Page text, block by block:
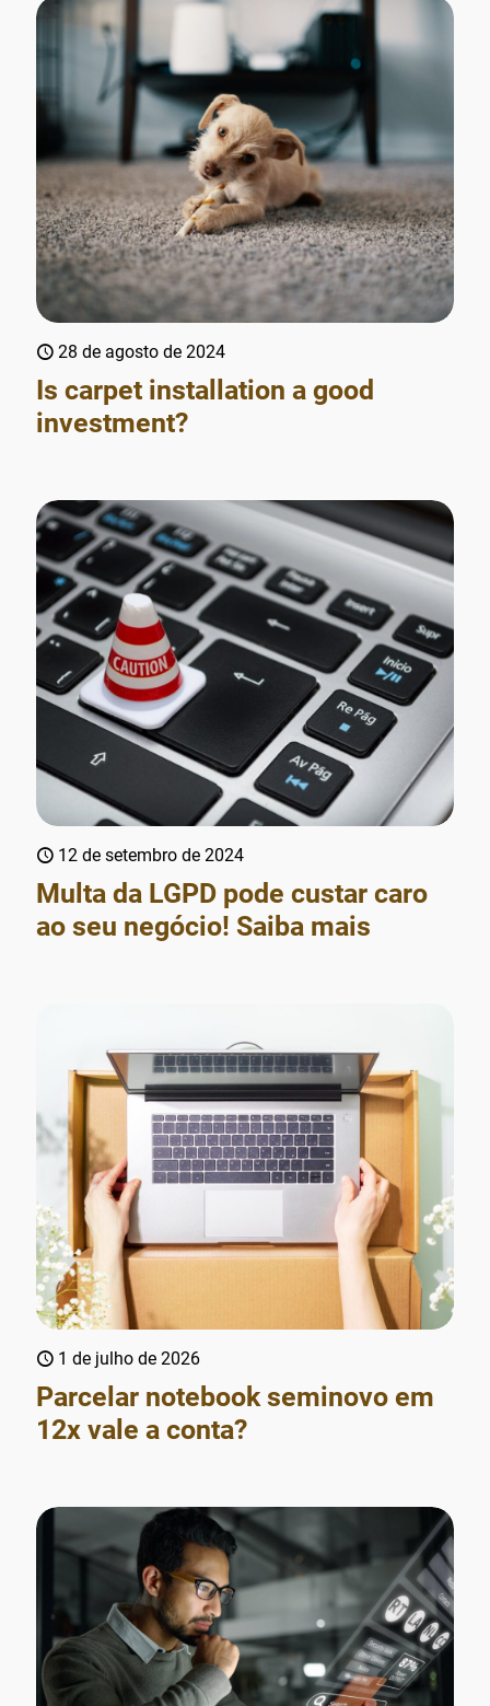
28 de agosto de 2024
Is carpet installation a good
investment?
12 de setembro de 2024
Multa da LGPD pode custar caro
ao seu negócio! Saiba mais
1 de julho de 2026
Parcelar notebook seminovo em
12x vale a conta?